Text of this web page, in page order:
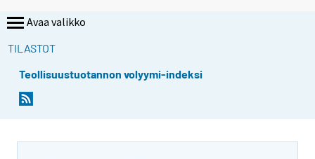
Avaa valikko
TILASTOT
Teollisuustuotannon volyymi-indeksi